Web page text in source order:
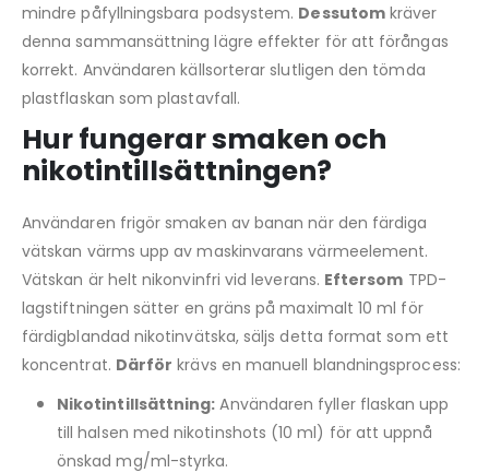
mindre påfyllningsbara podsystem. Dessutomkräver
denna sammansättning lägre effekter för att förångas
korrekt. Användaren källsorterar slutligen den tömda
plastflaskan som plastavfall.
Hur fungerar smaken och
nikotintillsättningen?
Användaren frigör smaken av banan när den färdiga
vätskan värms upp av maskinvarans värmeelement.
Vätskan är helt nikonvinfri vid leverans. Eftersom TPD-
lagstiftningen sätter en gräns på maximalt 10 ml för
färdigblandad nikotinvätska, säljs detta format som ett
koncentrat. Därför krävs en manuell blandningsprocess:
Nikotintillsättning: Användaren fyller flaskan upp
till halsen med nikotinshots (10 ml) för att uppnå
önskad mg/ml-styrka.